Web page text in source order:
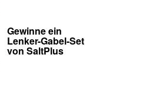
Gewinne ein
Lenker-Gabel-Set
von SaltPlus